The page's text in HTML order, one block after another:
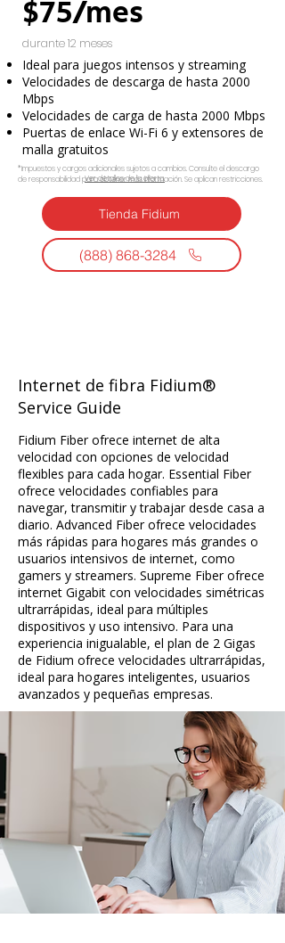
$75/mes
durante 12 meses
Ideal para juegos intensos y streaming
Velocidades de descarga de hasta 2000
Mbps
Velocidades de carga de hasta 2000 Mbps
Puertas de enlace Wi-Fi 6 y extensores de
malla gratuitos
*Impuestos y cargos adicionales sujetos a cambios. Consulte el descargo
de responsabilidad para obtener más información. Se aplican restricciones.
Ver detalles de la oferta.
Tienda Fidium
(888) 868-3284
Internet de fibra Fidium®
Service Guide
Fidium Fiber ofrece internet de alta
velocidad con opciones de velocidad
flexibles para cada hogar. Essential Fiber
ofrece velocidades confiables para
navegar, transmitir y trabajar desde casa a
diario. Advanced Fiber ofrece velocidades
más rápidas para hogares más grandes o
usuarios intensivos de internet, como
gamers y streamers. Supreme Fiber ofrece
internet Gigabit con velocidades simétricas
ultrarrápidas, ideal para múltiples
dispositivos y uso intensivo. Para una
experiencia inigualable, el plan de 2 Gigas
de Fidium ofrece velocidades ultrarrápidas,
ideal para hogares inteligentes, usuarios
avanzados y pequeñas empresas.